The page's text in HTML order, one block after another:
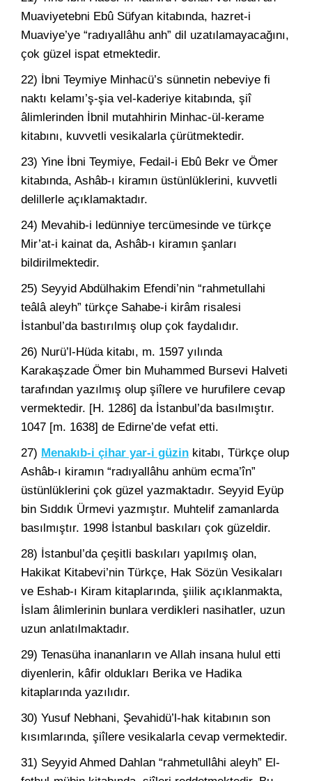
Muaviyetebni Ebû Süfyan kitabında, hazret-i
Muaviye’ye “radıyallâhu anh” dil uzatılamayacağını,
çok güzel ispat etmektedir.
22) İbni Teymiye Minhacü’s sünnetin nebeviye fi
naktı kelamı’ş-şia vel-kaderiye kitabında, şiî
âlimlerinden İbnil mutahhirin Minhac-ül-kerame
kitabını, kuvvetli vesikalarla çürütmektedir.
23) Yine İbni Teymiye, Fedail-i Ebû Bekr ve Ömer
kitabında, Ashâb-ı kiramın üstünlüklerini, kuvvetli
delillerle açıklamaktadır.
24) Mevahib-i ledünniye tercümesinde ve türkçe
Mir’at-i kainat da, Ashâb-ı kiramın şanları
bildirilmektedir.
25) Seyyid Abdülhakim Efendi’nin “rahmetullahi
teâlâ aleyh” türkçe Sahabe-i kirâm risalesi
İstanbul’da bastırılmış olup çok faydalıdır.
26) Nurü’l-Hüda kitabı, m. 1597 yılında
Karakaşzade Ömer bin Muhammed Bursevi Halveti
tarafından yazılmış olup şiîlere ve hurufilere cevap
vermektedir. [H. 1286] da İstanbul’da basılmıştır.
1047 [m. 1638] de Edirne’de vefat etti.
27) Menakıb-i çihar yar-i güzin kitabı, Türkçe olup
Ashâb-ı kiramın “radıyallâhu anhüm ecma’în”
üstünlüklerini çok güzel yazmaktadır. Seyyid Eyüp
bin Sıddık Ürmevi yazmıştır. Muhtelif zamanlarda
basılmıştır. 1998 İstanbul baskıları çok güzeldir.
28) İstanbul’da çeşitli baskıları yapılmış olan,
Hakikat Kitabevi’nin Türkçe, Hak Sözün Vesikaları
ve Eshab-ı Kiram kitaplarında, şiilik açıklanmakta,
İslam âlimlerinin bunlara verdikleri nasihatler, uzun
uzun anlatılmaktadır.
29) Tenasüha inananların ve Allah insana hulul etti
diyenlerin, kâfir oldukları Berika ve Hadika
kitaplarında yazılıdır.
30) Yusuf Nebhani, Şevahidü’l-hak kitabının son
kısımlarında, şiîlere vesikalarla cevap vermektedir.
31) Seyyid Ahmed Dahlan “rahmetullâhi aleyh” El-